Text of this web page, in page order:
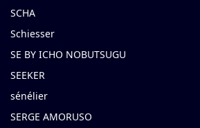
SCHA
Schiesser
SE BY ICHO NOBUTSUGU
SEEKER
sénélier
SERGE AMORUSO